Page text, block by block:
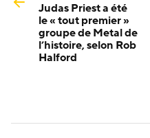
Judas Priest a été
le « tout premier »
groupe de Metal de
l’histoire, selon Rob
Halford